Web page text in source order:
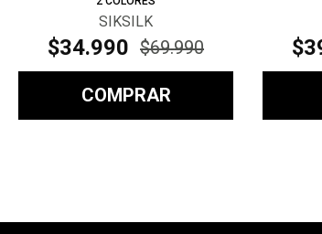
SIKSILK
$34.990 $69.990
COMPRAR
$